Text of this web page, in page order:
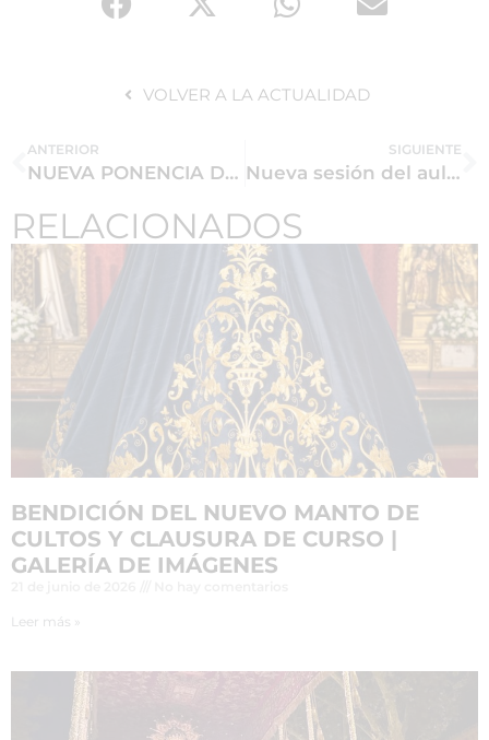
VOLVER A LA ACTUALIDAD
ANTERIOR
NUEVA PONENCIA DEL SEMINARIO D. ANTONIO DOMINGUEZ
SIGUIENTE
Nueva sesión del aula de formación «Antonio de la Oliva Farfán».
RELACIONADOS
BENDICIÓN DEL NUEVO MANTO DE
CULTOS Y CLAUSURA DE CURSO |
GALERÍA DE IMÁGENES
Leer más »